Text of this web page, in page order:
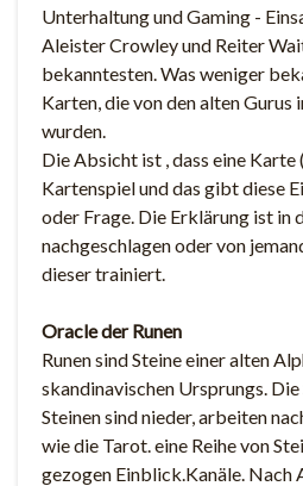
Unterhaltung und Gaming -
Aleister Crowley und Reiter
bekanntesten. Was weniger
Karten, die von den alten Gurus
wurden.
Die Absicht ist , dass eine Karte
Kartenspiel und das gibt diese
oder Frage. Die Erklärung ist in
nachgeschlagen oder von
dieser trainiert.
Oracle der Runen
Runen sind Steine ​​einer alten
skandinavischen Ursprungs.
Steinen sind nieder, arbeiten
wie die Tarot. eine Reihe von
gezogen Einblick.Kanäle. Nach